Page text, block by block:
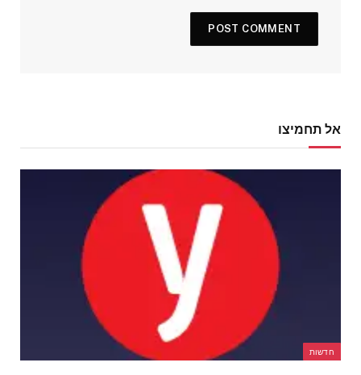
אל תחמיצו
חדשות